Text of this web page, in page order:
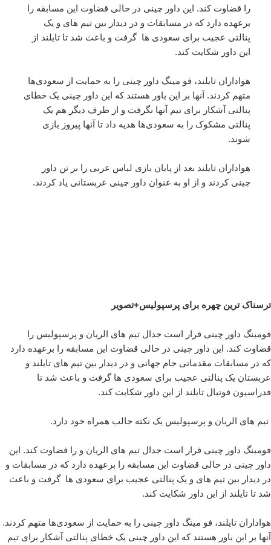
را قضاوت کند. این داور چینی در حالی قضاوت این مسابقه را
برعهده دارد که در مسابقات و در دیدار بین تیم های و یک
پنالتی عجیب برای سعودی ها گرفت و باعث شد تاتایلند از
این داور شکایت کند.
هوادارانتایلند، فو مینگ داور چینی را به حمایت از سعودی‌ها
متهم کردند. آنها بر این باور هستند که این داور چینی یک خطای
پنالتی آشکار برای تیم آنها نگرفت و از طرف دیگر هم یک
پنالتی مشکوک را به سعودی‌ها هدیه داد تا آنها پیروز بازی
شوند.
هواداران تایلند بعد از پایان بازی لباس عربی را بر تن داور
چینی کردند و از او به عنوان داور چینی عربستانی یاد کردند.
ترسناک ترین چهره برای پرسپولیس+تصویر
فومینگ داور چینی قرار است جدال تیم های الریان و پرسپولیس را
قضاوت کند. این داور چینی در حالی قضاوت این مسابقه را برعهده دارد
که در مسابقات مقدماتی جام جهانی و در دیدار بین تیم های تایلند و
عربستان یک پنالتی عجیب برای سعودی ها گرفت و باعث شد تا
فدراسیون فوتبال تایلند از این داور شکایت کند.
تیم های الریان و پرسپولیس یک نکته جالب همراه خود دارد.
فومینگ داور چینی قرار است جدال تیم های الریان و را قضاوت کند. این
داور چینی در حالی قضاوت این مسابقه را برعهده دارد که در مسابقات و
در دیدار بین تیم های و یک پنالتی عجیب برای سعودی ها گرفت و باعث
شد تا تایلند از این داور شکایت کند.
هواداران تایلند، فو مینگ داور چینی را به حمایت از سعودی‌ها متهم کردند.
آنها بر این باور هستند که این داور چینی یک خطای پنالتی آشکار برای تیم